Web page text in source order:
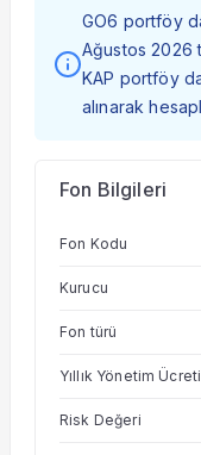
GO6 portföy
Ağustos 2026
KAP portföy
alınarak
Fon Bilgileri
Fon Kodu
Kurucu
Fon türü
Yıllık Yönetim Ücreti
Risk Değeri